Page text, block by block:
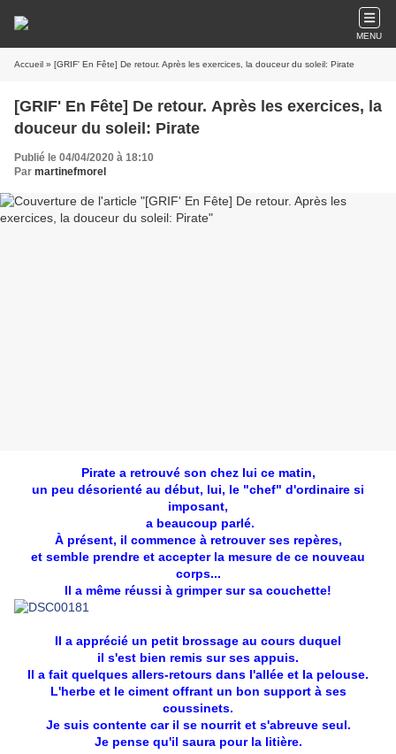
MENU
Accueil » [GRIF' En Fête] De retour. Après les exercices, la douceur du soleil: Pirate
[GRIF' En Fête] De retour. Après les exercices, la
douceur du soleil: Pirate
Publié le 04/04/2020 à 18:10
Par martinefmorel
Pirate a retrouvé son chez lui ce matin,
un peu désorienté au début, lui, le "chef" d'ordinaire si
imposant,
a beaucoup parlé.
À présent, il commence à retrouver ses repères,
et semble prendre et accepter la mesure de ce nouveau
corps...
Il a même réussi à grimper sur sa couchette!
Il a apprécié un petit brossage au cours duquel
il s'est bien remis sur ses appuis.
Il a fait quelques allers-retours dans l'allée et la pelouse.
L'herbe et le ciment offrant un bon support à ses
coussinets.
Je suis contente car il se nourrit et s'abreuve seul.
Je pense qu'il saura pour la litière.